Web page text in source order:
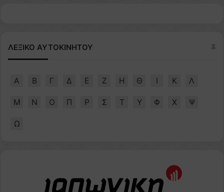
ΛΕΞΙΚΟ ΑΥΤΟΚΙΝΗΤΟΥ
Α Β Γ Δ Ε Ζ Η Θ Ι Κ Λ
Μ Ν Ο Π Ρ Σ Τ Υ Φ Χ Ψ
Ω